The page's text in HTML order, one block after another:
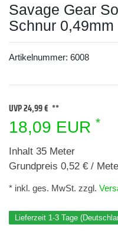
Savage Gear
Schnur
Artikelnummer: 6008
UVP 24,99 €
18,09 EUR *
Inhalt 35 Meter
Grundpreis 0,52 € /
* inkl. ges. MwSt. zzgl.
Lieferzeit 1-3 Tage